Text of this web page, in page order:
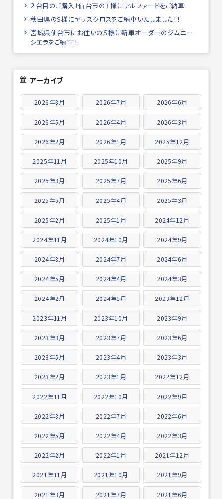
２台目のご購入！仙台市のＴ様にアルファードをご納車
秋田県のS様にヤリスクロスをご納車いたしました！！
宮城県仙台市にお住いのＳ様に新車オーダーのジムニー
シエラをご納車!!
アーカイブ
2026年8月 2026年7月 2026年6月
2026年5月 2026年4月 2026年3月
2026年2月 2026年1月 2025年12月
2025年11月 2025年10月 2025年9月
2025年8月 2025年7月 2025年6月
2025年5月 2025年4月 2025年3月
2025年2月 2025年1月 2024年12月
2024年11月 2024年10月 2024年9月
2024年8月 2024年7月 2024年6月
2024年5月 2024年4月 2024年3月
2024年2月 2024年1月 2023年12月
2023年11月 2023年10月 2023年9月
2023年8月 2023年7月 2023年6月
2023年5月 2023年4月 2023年3月
2023年2月 2023年1月 2022年12月
2022年11月 2022年10月 2022年9月
2022年8月 2022年7月 2022年6月
2022年5月 2022年4月 2022年3月
2022年2月 2022年1月 2021年12月
2021年11月 2021年10月 2021年9月
2021年8月 2021年7月 2021年6月